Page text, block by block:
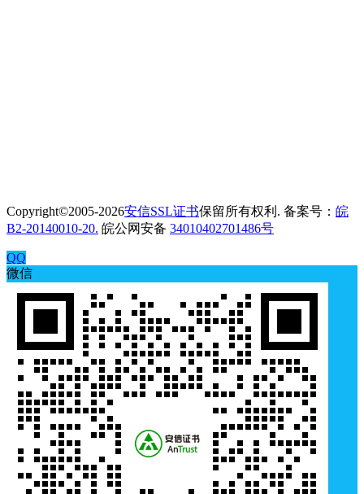
Copyright©2005-2026安信SSL证书保留所有权利. 备案号： 皖
B2-20140010-20. 皖公网安备 34010402701486号
QQ
微信